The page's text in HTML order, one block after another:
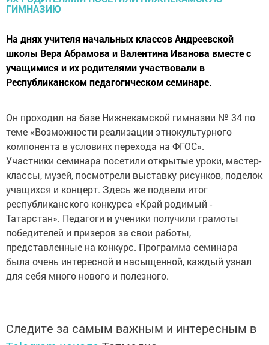
На днях учителя начальных классов Андреевской
школы Вера Абрамова и Валентина Иванова вместе с
учащимися и их родителями участвовали в
Республиканском педагогическом семинаре.
Он проходил на базе Нижнекамской гимназии № 34 по
теме «Возможности реализации этнокультурного
компонента в условиях перехода на ФГОС».
Участники семинара посетили открытые уроки, мастер-
классы, музей, посмотрели выставку рисунков, поделок
учащихся и концерт. Здесь же подвели итог
республиканского конкурса «Край родимый -
Татарстан». Педагоги и ученики получили грамоты
победителей и призеров за свои работы,
представленные на конкурс. Программа семинара
была очень интересной и насыщенной, каждый узнал
для себя много нового и полезного.
Следите за самым важным и интересным в